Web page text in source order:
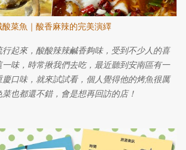
菜魚｜酸香麻辣的完美演繹
起來，酸酸辣辣鹹香夠味，受到不少人的喜
味，時常揪我們去吃，最近聽到安南區有一
口味，就來試試看，個人覺得他的烤魚很厲
也都還不錯，會是想再回訪的店！